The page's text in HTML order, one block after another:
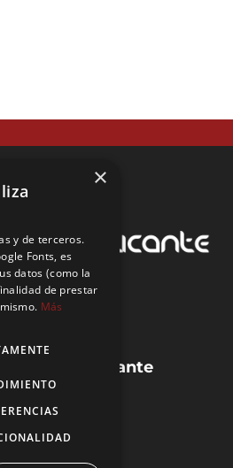
de Alicante
(FAQ)
×
y de terceros.
Fonts, es
datos (como la
de prestar
Más